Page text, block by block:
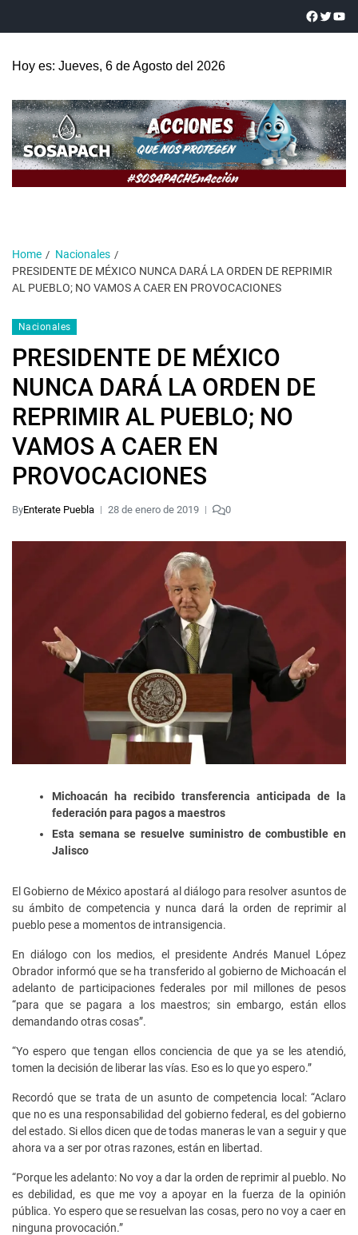
Hoy es: Jueves, 6 de Agosto del 2026
Home
Nacionales
PRESIDENTE DE MÉXICO NUNCA DARÁ LA ORDEN DE REPRIMIR
AL PUEBLO; NO VAMOS A CAER EN PROVOCACIONES
Nacionales
PRESIDENTE DE MÉXICO
NUNCA DARÁ LA ORDEN DE
REPRIMIR AL PUEBLO; NO
VAMOS A CAER EN
PROVOCACIONES
ByEnterate Puebla 28 de enero de 2019 0
Michoacán ha recibido transferencia anticipada de la
federación para pagos a maestros
Esta semana se resuelve suministro de combustible en
Jalisco
El Gobierno de México apostará al diálogo para resolver asuntos de
su ámbito de competencia y nunca dará la orden de reprimir al
pueblo pese a momentos de intransigencia.
En diálogo con los medios, el presidente Andrés Manuel López
Obrador informó que se ha transferido al gobierno de Michoacán el
adelanto de participaciones federales por mil millones de pesos
“para que se pagara a los maestros; sin embargo, están ellos
demandando otras cosas”.
“Yo espero que tengan ellos conciencia de que ya se les atendió,
tomen la decisión de liberar las vías. Eso es lo que yo espero.”
Recordó que se trata de un asunto de competencia local: “Aclaro
que no es una responsabilidad del gobierno federal, es del gobierno
del estado. Si ellos dicen que de todas maneras le van a seguir y que
ahora va a ser por otras razones, están en libertad.
“Porque les adelanto: No voy a dar la orden de reprimir al pueblo. No
es debilidad, es que me voy a apoyar en la fuerza de la opinión
pública. Yo espero que se resuelvan las cosas, pero no voy a caer en
ninguna provocación.”